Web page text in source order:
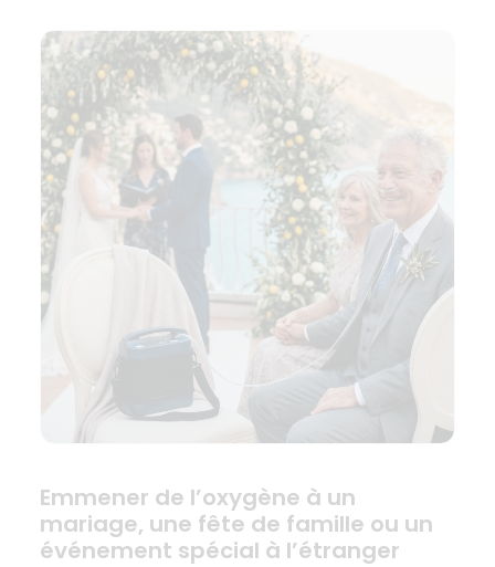
Emmener de l’oxygène à un
mariage, une fête de famille ou un
événement spécial à l’étranger